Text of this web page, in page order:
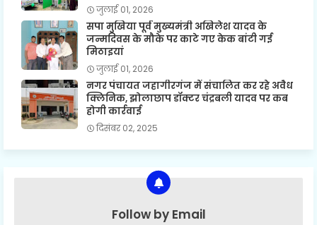
जुलाई 01, 2026
सपा मुखिया पूर्व मुख्यमंत्री अखिलेश यादव के
जन्मदिवस के मौके पर काटे गए केक बांटी गई
मिठाइयां
जुलाई 01, 2026
नगर पंचायत जहागीरगंज में संचालित कर रहे अवैध
क्लिनिक, झोलाछाप डॉक्टर चंद्रबली यादव पर कब
होगी कार्रवाई
दिसंबर 02, 2025
Follow by Email